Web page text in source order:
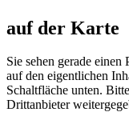
auf der Karte
Sie sehen gerade
auf den eigentlichen
Schaltfläche unten.
Drittanbieter